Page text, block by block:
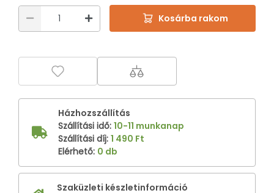
Kosárba rakom
Házhozszállítás
Szállítási idő: 10-11 munkanap
Szállítási díj: 1 490 Ft
Elérhető: 0 db
Szaküzleti készletinformáció